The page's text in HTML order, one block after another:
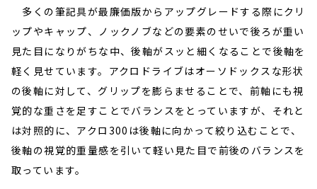
多くの筆記具が最廉価版からアップグレードする際にクリ
ップやキャップ、ノックノブなどの要素のせいで後ろが重い
見た目になりがちな中、後軸がスッと細くなることで後軸を
軽く見せています。アクロドライブはオーソドックスな形状
の後軸に対して、グリップを膨らませることで、前軸にも視
覚的な重さを足すことでバランスをとっていますが、それと
は対照的に、アクロ300は後軸に向かって絞り込むことで、
後軸の視覚的重量感を引いて軽い見た目で前後のバランスを
取っています。